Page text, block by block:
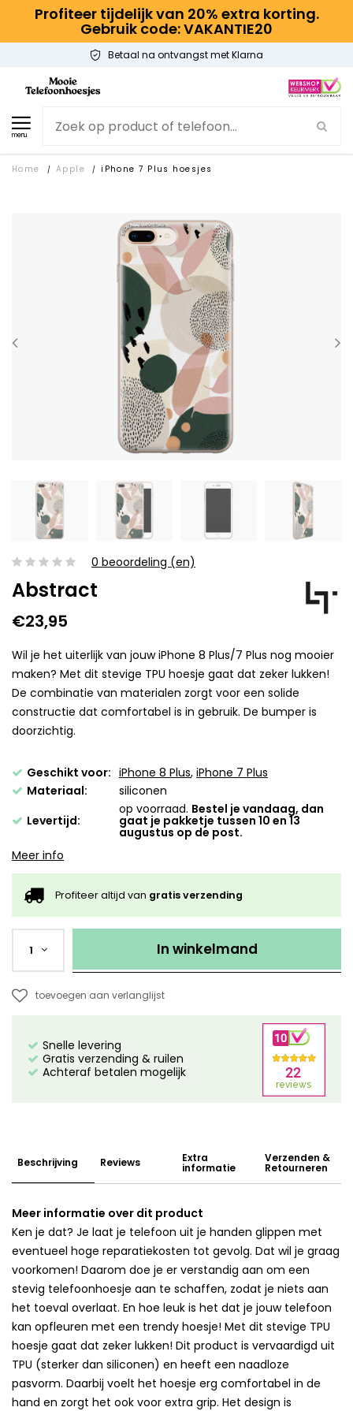
Profiteer tijdelijk van 20% extra korting.
Gebruik code: VAKANTIE20
Betaal na ontvangst met Klarna
menu
Home / Apple / iPhone 7 Plus hoesjes
0 beoordeling (en)
Abstract
€23,95
Wil je het uiterlijk van jouw iPhone 8 Plus/7 Plus nog mooier
maken? Met dit stevige TPU hoesje gaat dat zeker lukken!
De combinatie van materialen zorgt voor een solide
constructie dat comfortabel is in gebruik. De bumper is
doorzichtig.
Geschikt voor: iPhone 8 Plus, iPhone 7 Plus
Materiaal:
siliconen
Levertijd:
op voorraad. Bestel je vandaag, dan
gaat je pakketje tussen 10 en 13
augustus op de post.
Meer info
Profiteer altijd van gratis verzending
1 In winkelmand
toevoegen aan verlanglijst
Snelle levering
Gratis verzending & ruilen
Achteraf betalen mogelijk
Beschrijving Reviews Extra
informatie
Verzenden &
Retourneren
Meer informatie over dit product
Ken je dat? Je laat je telefoon uit je handen glippen met
eventueel hoge reparatiekosten tot gevolg. Dat wil je graag
voorkomen! Daarom doe je er verstandig aan om een
stevig telefoonhoesje aan te schaffen, zodat je niets aan
het toeval overlaat. En hoe leuk is het dat je jouw telefoon
kan opfleuren met een trendy hoesje! Met dit stevige TPU
hoesje gaat dat zeker lukken! Dit product is vervaardigd uit
TPU (sterker dan siliconen) en heeft een naadloze
pasvorm. Daarbij voelt het hoesje erg comfortabel in de
hand en zorgt het ook voor extra grip. Het design is